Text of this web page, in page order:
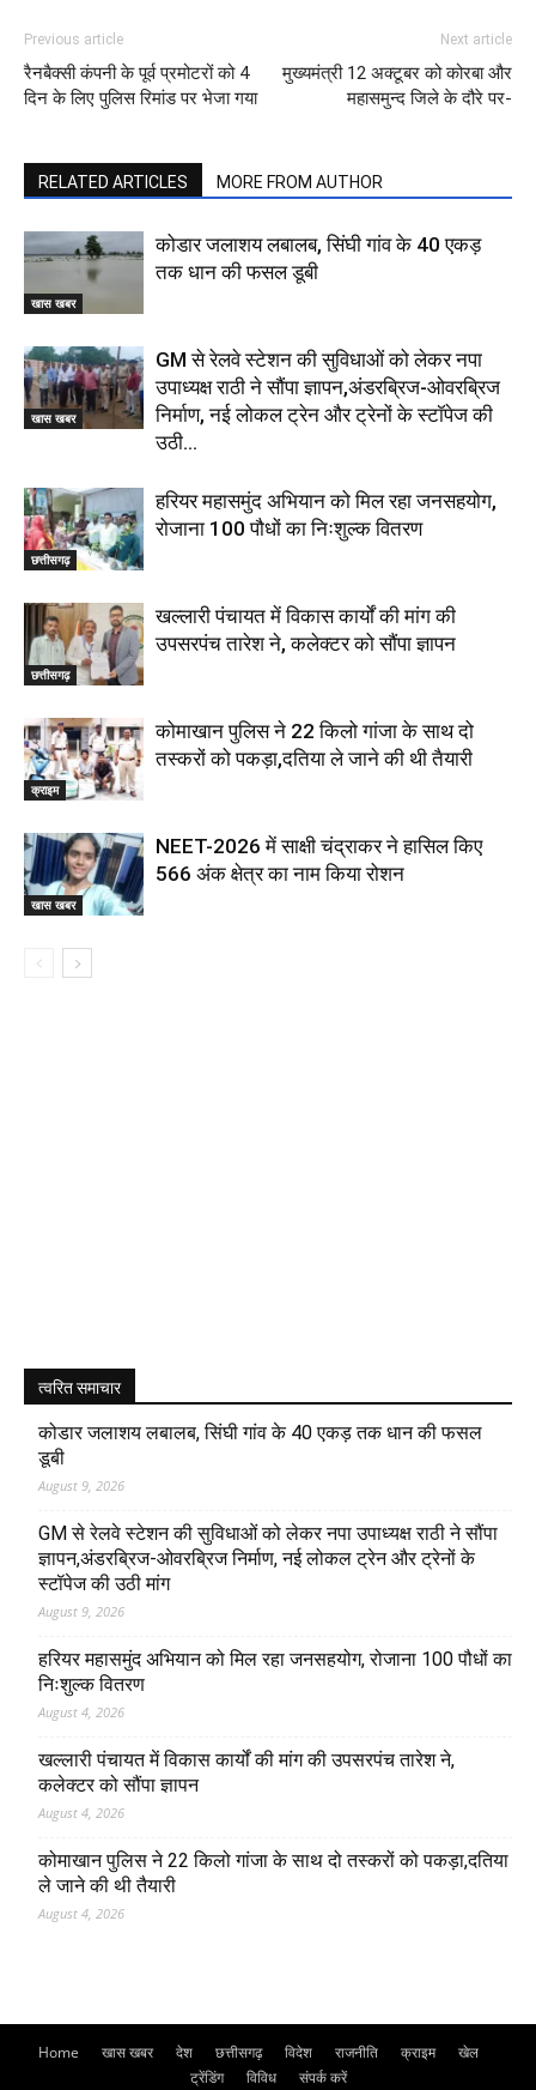
Previous article
रैनबैक्सी कंपनी के पूर्व प्रमोटरों को 4
दिन के लिए पुलिस रिमांड पर भेजा गया
Next article
मुख्यमंत्री 12 अक्टूबर को कोरबा और
महासमुन्द जिले के दौरे पर-
RELATED ARTICLES MORE FROM AUTHOR
खास खबर
कोडार जलाशय लबालब, सिंघी गांव के 40 एकड़
तक धान की फसल डूबी
खास खबर
GM से रेलवे स्टेशन की सुविधाओं को लेकर नपा
उपाध्यक्ष राठी ने सौंपा ज्ञापन,अंडरब्रिज-ओवरब्रिज
निर्माण, नई लोकल ट्रेन और ट्रेनों के स्टॉपेज की
उठी...
छत्तीसगढ़
हरियर महासमुंद अभियान को मिल रहा जनसहयोग,
रोजाना 100 पौधों का निःशुल्क वितरण
छत्तीसगढ़
खल्लारी पंचायत में विकास कार्यों की मांग की
उपसरपंच तारेश ने, कलेक्टर को सौंपा ज्ञापन
क्राइम
कोमाखान पुलिस ने 22 किलो गांजा के साथ दो
तस्करों को पकड़ा,दतिया ले जाने की थी तैयारी
खास खबर
NEET-2026 में साक्षी चंद्राकर ने हासिल किए
566 अंक क्षेत्र का नाम किया रोशन
त्वरित समाचार
कोडार जलाशय लबालब, सिंघी गांव के 40 एकड़ तक धान की फसल
डूबी
August 9, 2026
GM से रेलवे स्टेशन की सुविधाओं को लेकर नपा उपाध्यक्ष राठी ने सौंपा
ज्ञापन,अंडरब्रिज-ओवरब्रिज निर्माण, नई लोकल ट्रेन और ट्रेनों के
स्टॉपेज की उठी मांग
August 9, 2026
हरियर महासमुंद अभियान को मिल रहा जनसहयोग, रोजाना 100 पौधों का
निःशुल्क वितरण
August 4, 2026
खल्लारी पंचायत में विकास कार्यों की मांग की उपसरपंच तारेश ने,
कलेक्टर को सौंपा ज्ञापन
August 4, 2026
कोमाखान पुलिस ने 22 किलो गांजा के साथ दो तस्करों को पकड़ा,दतिया
ले जाने की थी तैयारी
August 4, 2026
Home खास खबर देश छत्तीसगढ़ विदेश राजनीति क्राइम
खेल
ट्रेंडिंग
विविध संपर्क करें